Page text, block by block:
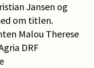
Jansen og
om titlen.
Malou Therese
DRF